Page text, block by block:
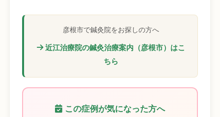
彦根市で鍼灸院をお探しの方へ
近江治療院の鍼灸治療案内（彦根市）はこ
ちら
この症例が気になった方へ